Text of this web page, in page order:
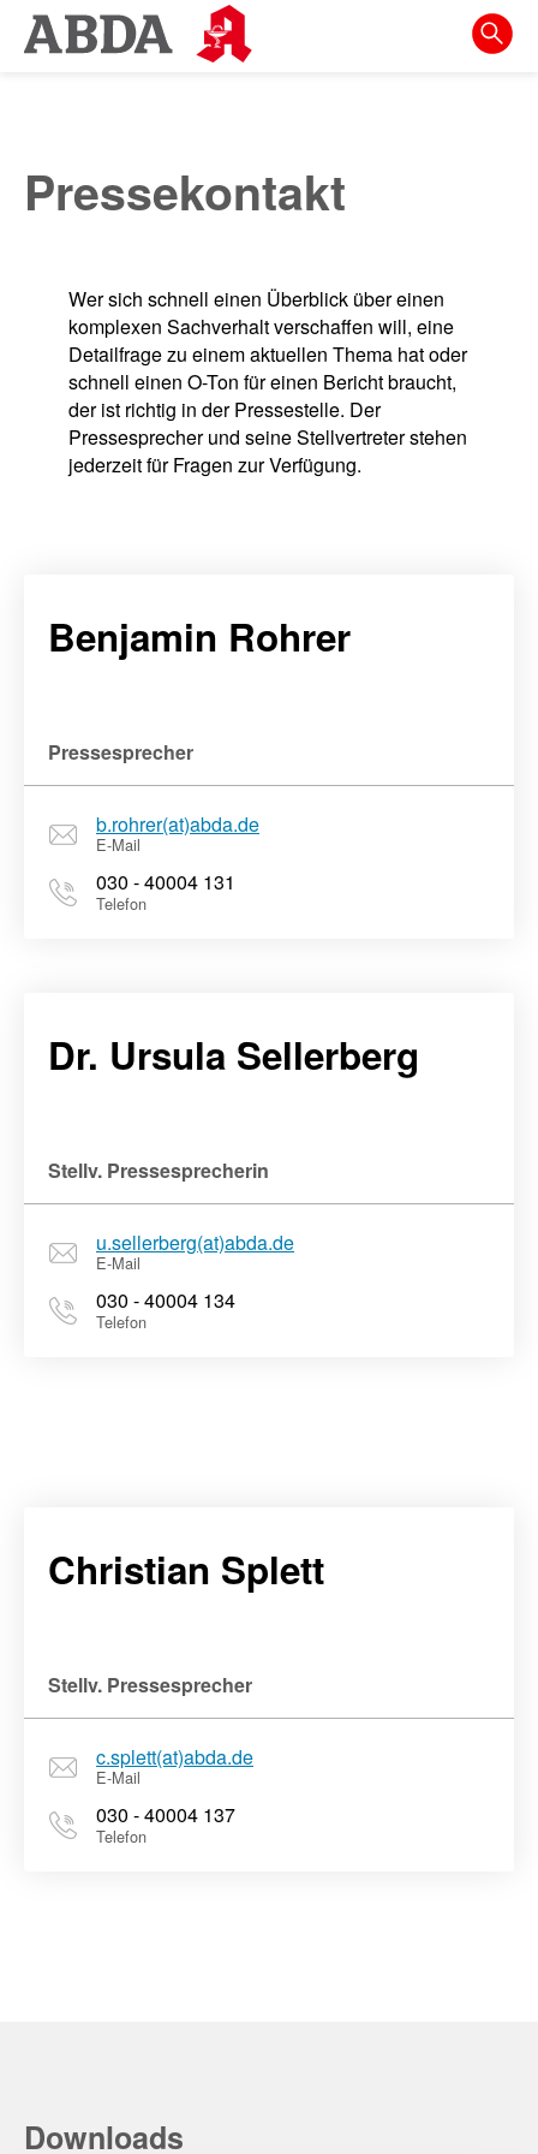
Springe
direkt
zur
zum
Inhalt
Suche
Pressekontakt
Wer sich schnell einen Überblick über einen
komplexen Sachverhalt verschaffen will, eine
Detailfrage zu einem aktuellen Thema hat oder
schnell einen O-Ton für einen Bericht braucht,
der ist richtig in der Pressestelle. Der
Pressesprecher und seine Stellvertreter stehen
jederzeit für Fragen zur Verfügung.
Benjamin Rohrer
Pressesprecher
b.rohrer(at)abda.de
E-Mail
030 - 40004 131
Telefon
Dr. Ursula Sellerberg
Stellv. Pressesprecherin
u.sellerberg(at)abda.de
E-Mail
030 - 40004 134
Telefon
Christian Splett
Stellv. Pressesprecher
c.splett(at)abda.de
E-Mail
030 - 40004 137
Telefon
Downloads